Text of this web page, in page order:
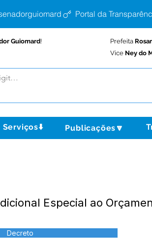
Portal da
Guiomard! Prefeita
Vice Ney do
Serviços⬇️ Publicações🔽
Especial ao
Decreto